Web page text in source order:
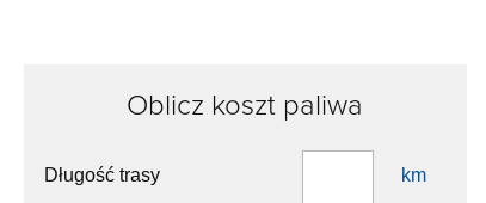
Oblicz koszt paliwa
Długość trasy km